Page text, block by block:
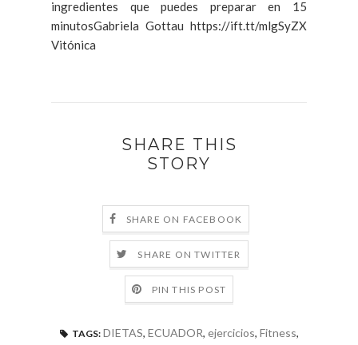
ingredientes que puedes preparar en 15
minutosGabriela Gottau https://ift.tt/mlgSyZX
Vitónica
SHARE THIS
STORY
SHARE ON FACEBOOK
SHARE ON TWITTER
PIN THIS POST
TAGS: DIETAS, ECUADOR, ejercicios, Fitness,